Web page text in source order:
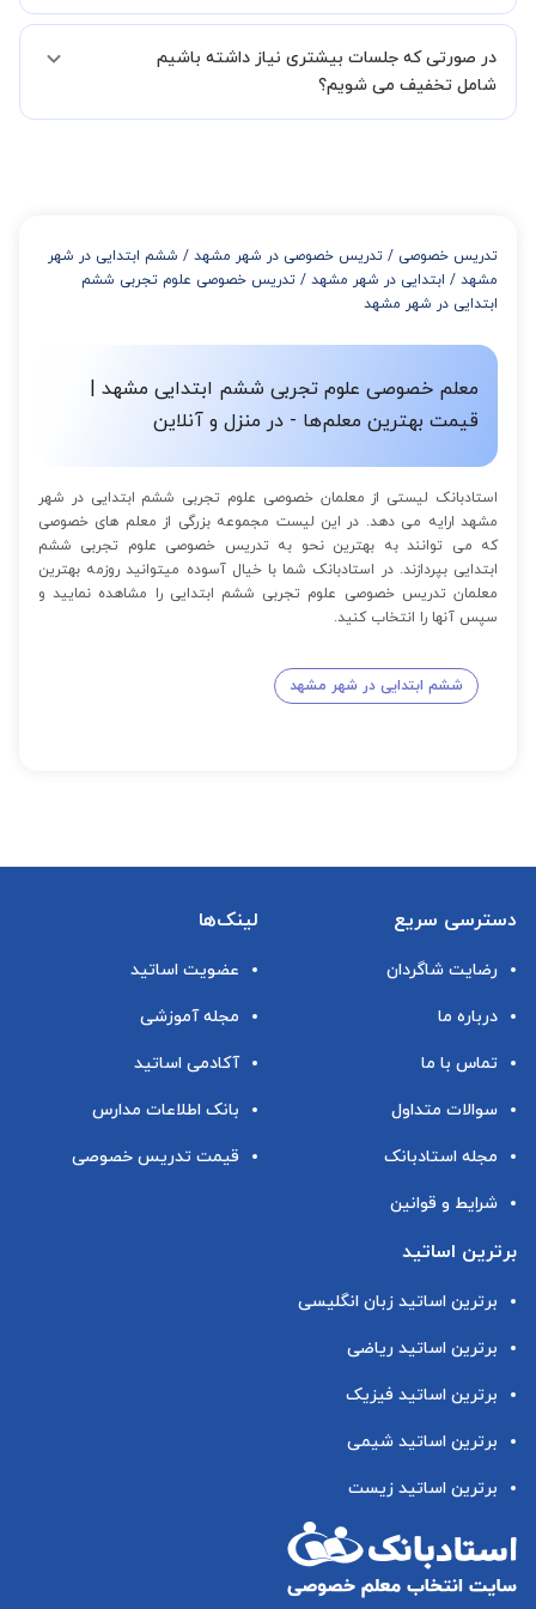
همچنین میتوانید درخواست خود را از طریق تماس مستقیم با شماره
مدرس مشخص کند ابتدا باید جلسه اول کلاس درس شما با مدرس برگزار
شود تا با توجه به سطح شما و خواسته شما مدرس اعلام کنند که تقریبا
در صورتی که جلسات بیشتری نیاز داشته باشیم
شامل تخفیف می شویم؟
از 12 تا 15 جلسه: 7% تخفیف
از 16 تا 100 جلسه: 9% تخفیف
تدریس خصوصی / تدریس خصوصی در شهر مشهد / ششم ابتدایی در شهر
مشهد / ابتدایی در شهر مشهد / تدریس خصوصی علوم تجربی ششم
ابتدایی در شهر مشهد
معلم خصوصی علوم تجربی ششم ابتدایی مشهد |
قیمت بهترین معلم‌ها - در منزل و آنلاین
استادبانک لیستی از معلمان خصوصی علوم تجربی ششم ابتدایی در شهر
مشهد ارایه می دهد. در این لیست مجموعه بزرگی از معلم های خصوصی
که می توانند به بهترین نحو به تدریس خصوصی علوم تجربی ششم
ابتدایی بپردازند. در استادبانک شما با خیال آسوده میتوانید روزمه بهترین
معلمان تدریس خصوصی علوم تجربی ششم ابتدایی را مشاهده نمایید و
سپس آنها را انتخاب کنید.
ششم ابتدایی در شهر مشهد
دسترسی سریع
رضایت شاگردان
درباره ما
تماس با ما
سوالات متداول
مجله استادبانک
شرایط و قوانین
لینک‌ها
عضویت اساتید
مجله آموزشی
آکادمی اساتید
بانک اطلاعات مدارس
قیمت تدریس خصوصی
برترین اساتید
برترین اساتید زبان انگلیسی
برترین اساتید ریاضی
برترین اساتید فیزیک
برترین اساتید شیمی
برترین اساتید زیست